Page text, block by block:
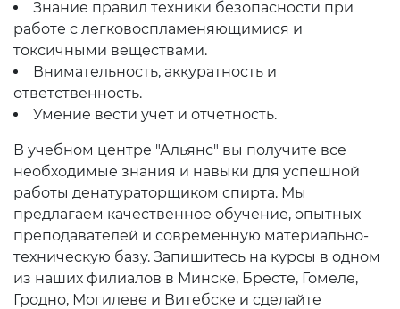
Знание правил техники безопасности при
работе с легковоспламеняющимися и
токсичными веществами.
Внимательность, аккуратность и
ответственность.
Умение вести учет и отчетность.
В учебном центре "Альянс" вы получите все
необходимые знания и навыки для успешной
работы денатураторщиком спирта. Мы
предлагаем качественное обучение, опытных
преподавателей и современную материально-
техническую базу. Запишитесь на курсы в одном
из наших филиалов в Минске, Бресте, Гомеле,
Гродно, Могилеве и Витебске и сделайте